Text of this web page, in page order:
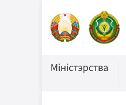
Міністэрства